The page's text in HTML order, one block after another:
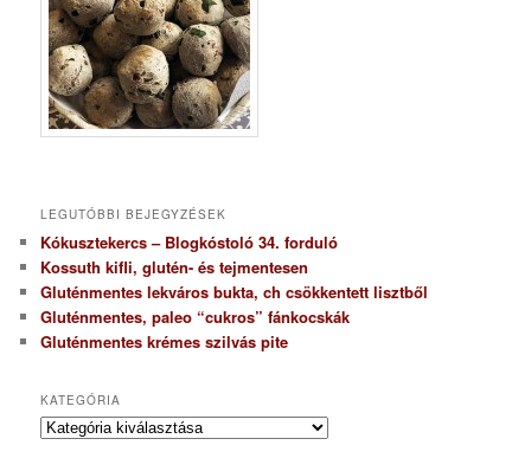
LEGUTÓBBI BEJEGYZÉSEK
Kókusztekercs – Blogkóstoló 34. forduló
Kossuth kifli, glutén- és tejmentesen
Gluténmentes lekváros bukta, ch csökkentett lisztből
Gluténmentes, paleo “cukros” fánkocskák
Gluténmentes krémes szilvás pite
KATEGÓRIA
K